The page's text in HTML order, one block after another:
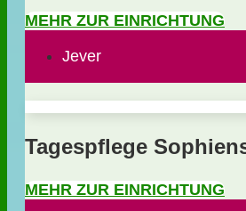
MEHR ZUR EINRICHTUNG
Jever
Tagespflege
MEHR ZUR EINRICHTUNG